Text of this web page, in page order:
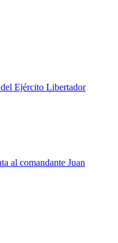
Ejército Libertador
al comandante Juan